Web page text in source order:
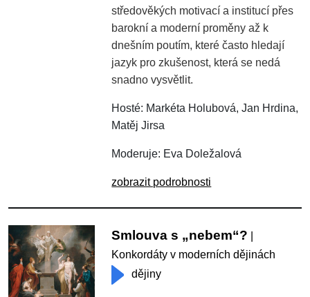
středověkých motivací a institucí přes
barokní a moderní proměny až k
dnešním poutím, které často hledají
jazyk pro zkušenost, která se nedá
snadno vysvětlit.
Hosté: Markéta Holubová, Jan Hrdina,
Matěj Jirsa
Moderuje: Eva Doležalová
zobrazit podrobnosti
Smlouva s „nebem“?
Konkordáty v moderních dějinách
dějiny